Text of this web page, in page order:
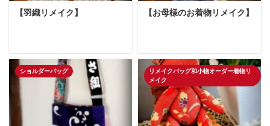
【羽織リメイク】 【お母様のお着物リメイク】
ショルダーバッグ
リメイクバッグ和小物オーダー着物リ
メイク